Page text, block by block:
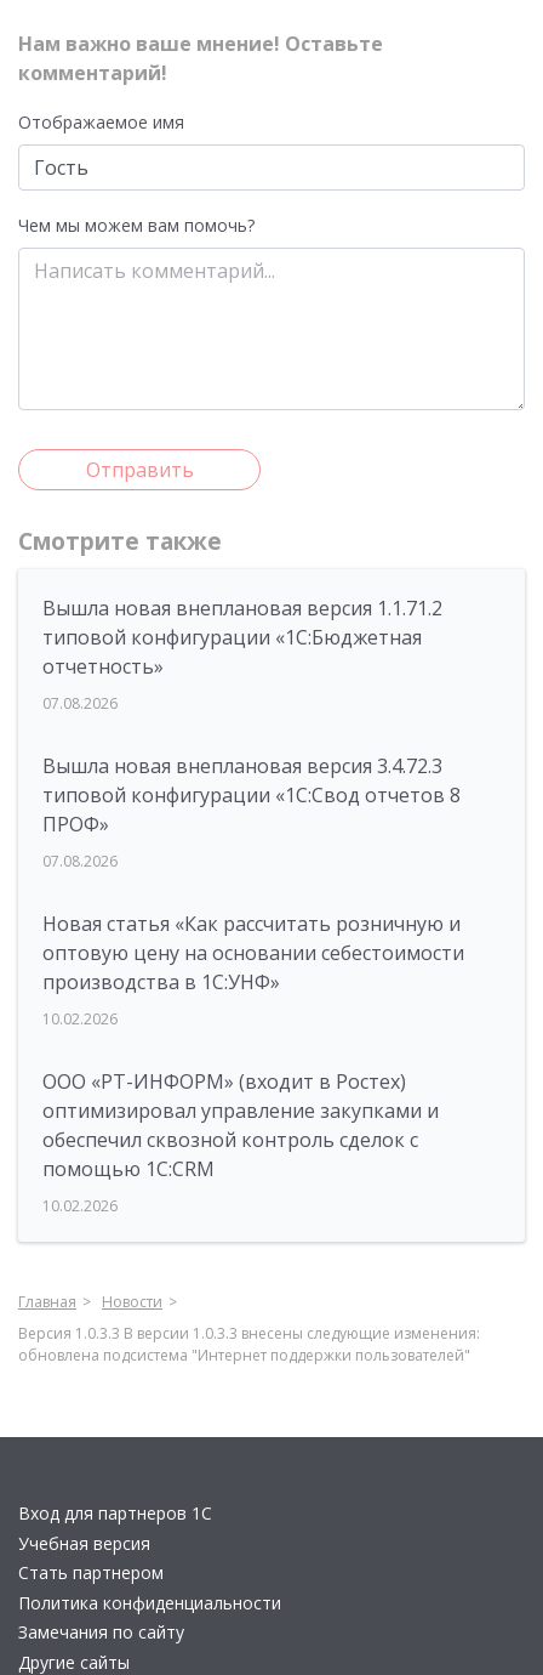
Нам важно ваше мнение! Оставьте
комментарий!
Отображаемое имя
Чем мы можем вам помочь?
Отправить
Смотрите также
Вышла новая внеплановая версия 1.1.71.2
типовой конфигурации «1C:Бюджетная
отчетность»
07.08.2026
Вышла новая внеплановая версия 3.4.72.3
типовой конфигурации «1C:Свод отчетов 8
ПРОФ»
07.08.2026
Новая статья «Как рассчитать розничную и
оптовую цену на основании себестоимости
производства в 1С:УНФ»
10.02.2026
ООО «РТ-ИНФОРМ» (входит в Ростех)
оптимизировал управление закупками и
обеспечил сквозной контроль сделок с
помощью 1С:CRM
10.02.2026
Главная
Новости
Версия 1.0.3.3 В версии 1.0.3.3 внесены следующие изменения:
обновлена подсистема "Интернет поддержки пользователей"
Вход для партнеров 1С
Учебная версия
Стать партнером
Политика конфиденциальности
Замечания по сайту
Другие сайты